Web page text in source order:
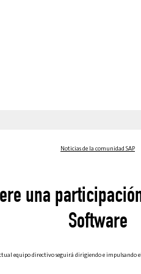
Noticias de la comunidad SAP
una
Software
equipo directivo seguirá dirigiendo e impulsando